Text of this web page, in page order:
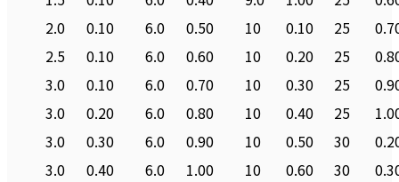
2.0
0.10 6.0 0.50 10 0.10 25
2.5
0.10 6.0 0.60 10 0.20 25
3.0
0.10 6.0 0.70 10 0.30 25
3.0
0.20 6.0 0.80 10 0.40 25
3.0
0.30 6.0 0.90 10 0.50 30
3.0
0.40 6.0 1.00 10 0.60 30